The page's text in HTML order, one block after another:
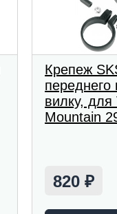
Крепеж
вилку, для
Mountain
820₽